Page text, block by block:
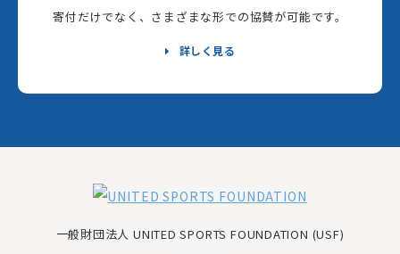
寄付だけでなく、さまざまな形での協賛が可能です。
詳しく見る
一般財団法人 UNITED SPORTS FOUNDATION (USF)